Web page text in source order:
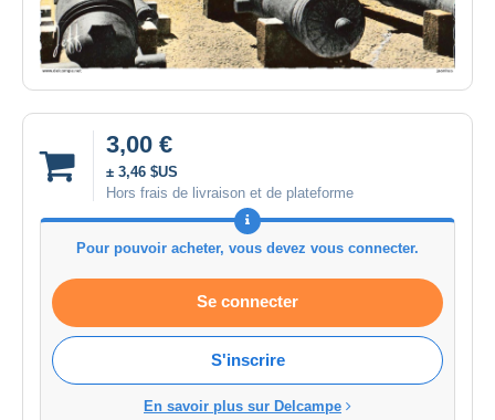
3,00 €
± 3,46 $US
Hors frais de livraison et de plateforme
Pour pouvoir acheter, vous devez vous connecter.
Se connecter
S'inscrire
En savoir plus sur Delcampe